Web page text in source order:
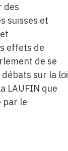
des
suisses et
effets de
de se
débats sur la loi
LAUFIN que
par le